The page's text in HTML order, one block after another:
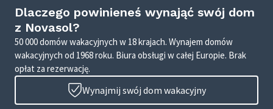
Dlaczego powinieneś wynająć swój dom
z Novasol?
50 000 domów wakacyjnych w 18 krajach. Wynajem domów
wakacyjnych od 1968 roku. Biura obsługi w całej Europie. Brak
opłat za rezerwację.
Wynajmij swój dom wakacyjny